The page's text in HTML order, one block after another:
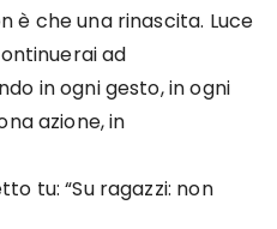
è che una rinascita. Luce
ad
in ogni gesto, in ogni
azione, in
tu: “Su ragazzi: non